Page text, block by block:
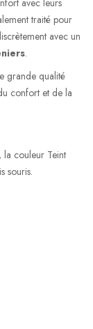
avec leurs
traité pour
avec un
.
grande qualité
confort et de la
la couleur Teint
souris.